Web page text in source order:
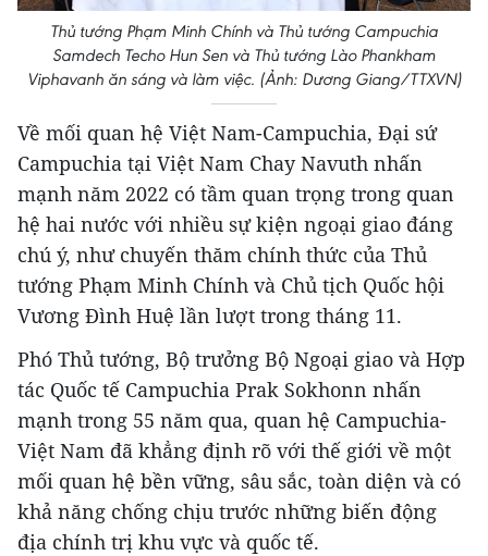
Thủ tướng Phạm Minh Chính và Thủ tướng Campuchia
Samdech Techo Hun Sen và Thủ tướng Lào Phankham
Viphavanh ăn sáng và làm việc. (Ảnh: Dương Giang/TTXVN)
Về mối quan hệ Việt Nam-Campuchia, Đại sứ
Campuchia tại Việt Nam Chay Navuth nhấn
mạnh năm 2022 có tầm quan trọng trong quan
hệ hai nước với nhiều sự kiện ngoại giao đáng
chú ý, như chuyến thăm chính thức của Thủ
tướng Phạm Minh Chính và Chủ tịch Quốc hội
Vương Đình Huệ lần lượt trong tháng 11.
Phó Thủ tướng, Bộ trưởng Bộ Ngoại giao và Hợp
tác Quốc tế Campuchia Prak Sokhonn nhấn
mạnh trong 55 năm qua, quan hệ Campuchia-
Việt Nam đã khẳng định rõ với thế giới về một
mối quan hệ bền vững, sâu sắc, toàn diện và có
khả năng chống chịu trước những biến động
địa chính trị khu vực và quốc tế.